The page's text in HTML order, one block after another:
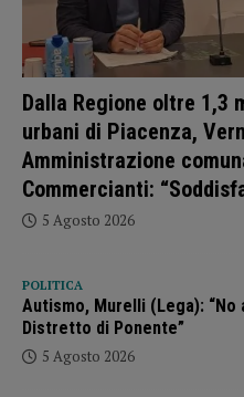
Dalla Regione oltre 1,3
urbani di Piacenza,
Amministrazione
Commercianti:
5 Agosto 2026
POLITICA
Autismo, Murelli (Lega):
Distretto di Ponente”
5 Agosto 2026